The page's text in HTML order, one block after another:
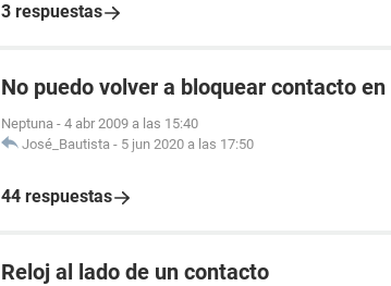
3 respuestas
No puedo volver a bloquear contacto
Neptuna - 4 abr 2009 a las 15:40
José_Bautista - 5 jun 2020 a las 17:50
44 respuestas
Reloj al lado de un contacto